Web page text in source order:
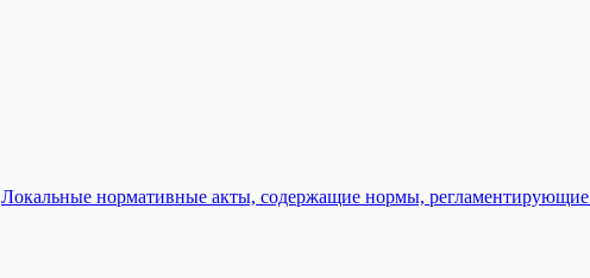
Локальные нормативные акты, содержащие нормы, регламентирующие